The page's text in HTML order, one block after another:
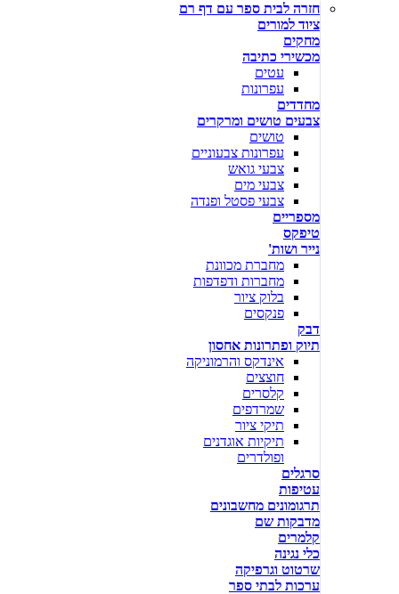
חזרה לבית ספר עם דף רם
ציוד למורים
מחקים
מכשירי כתיבה
עטים
עפרונות
מחדדים
צבעים טושים ומרקרים
טושים
עפרונות צבעוניים
צבעי גואש
צבעי מים
צבעי פסטל ופנדה
מספריים
טיפקס
נייר ושות'
מחברת מכוונת
מחברות ודפדפות
בלוק ציור
פנקסים
דבק
תיוק ופתרונות אחסון
אינדקס והרמוניקה
חוצצים
קלסרים
שמרדפים
תיקי ציור
תיקיות אוגדנים
ופולדרים
סרגלים
עטיפות
תרגומונים מחשבונים
מדבקות שם
קלמרים
כלי נגינה
שרטוט וגרפיקה
ערכות לבתי ספר